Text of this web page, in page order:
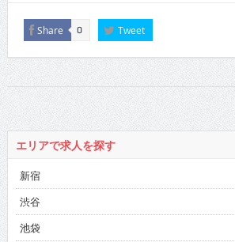
Share 0 Tweet
エリアで求人を探す
新宿
渋谷
池袋